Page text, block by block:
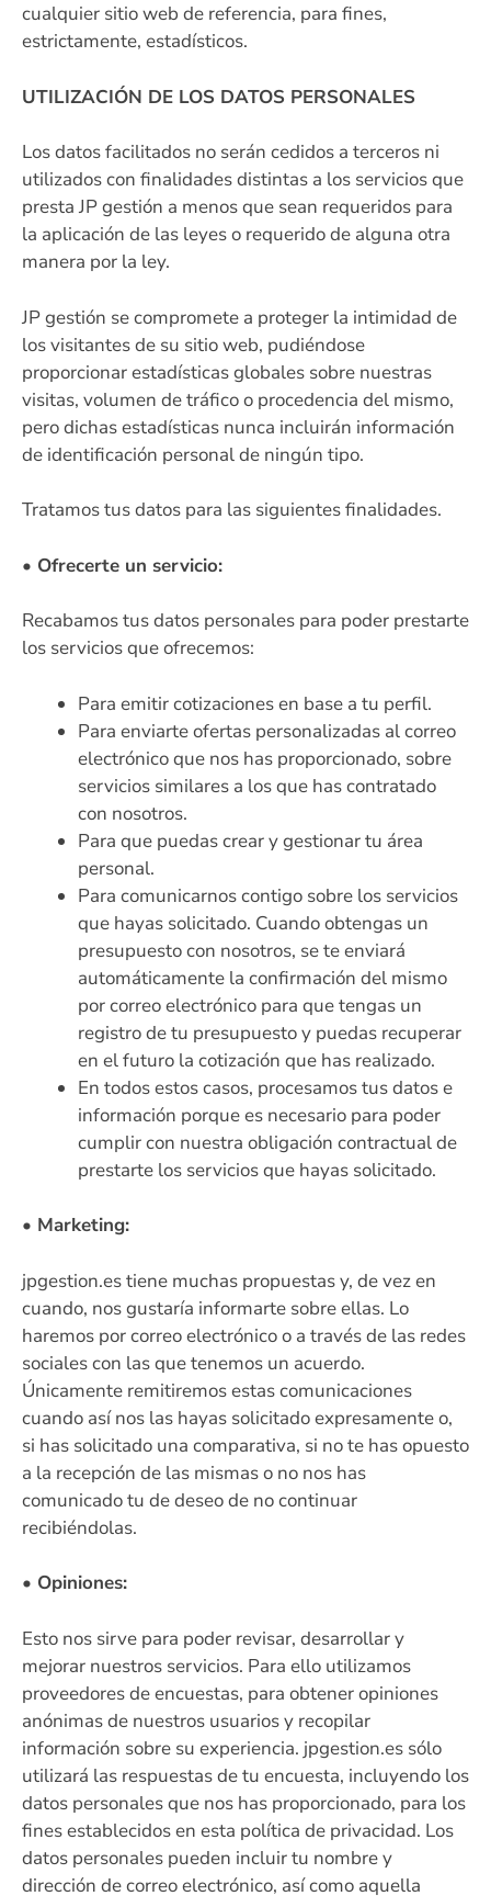
cualquier sitio web de referencia, para fines,
estrictamente, estadísticos.
UTILIZACIÓN DE LOS DATOS PERSONALES
Los datos facilitados no serán cedidos a terceros ni
utilizados con finalidades distintas a los servicios que
presta JP gestión a menos que sean requeridos para
la aplicación de las leyes o requerido de alguna otra
manera por la ley.
JP gestión se compromete a proteger la intimidad de
los visitantes de su sitio web, pudiéndose
proporcionar estadísticas globales sobre nuestras
visitas, volumen de tráfico o procedencia del mismo,
pero dichas estadísticas nunca incluirán información
de identificación personal de ningún tipo.
Tratamos tus datos para las siguientes finalidades.
• Ofrecerte un servicio:
Recabamos tus datos personales para poder prestarte
los servicios que ofrecemos:
Para emitir cotizaciones en base a tu perfil.
Para enviarte ofertas personalizadas al correo
electrónico que nos has proporcionado, sobre
servicios similares a los que has contratado
con nosotros.
Para que puedas crear y gestionar tu área
personal.
Para comunicarnos contigo sobre los servicios
que hayas solicitado. Cuando obtengas un
presupuesto con nosotros, se te enviará
automáticamente la confirmación del mismo
por correo electrónico para que tengas un
registro de tu presupuesto y puedas recuperar
en el futuro la cotización que has realizado.
En todos estos casos, procesamos tus datos e
información porque es necesario para poder
cumplir con nuestra obligación contractual de
prestarte los servicios que hayas solicitado.
• Marketing:
jpgestion.es tiene muchas propuestas y, de vez en
cuando, nos gustaría informarte sobre ellas. Lo
haremos por correo electrónico o a través de las redes
sociales con las que tenemos un acuerdo.
Únicamente remitiremos estas comunicaciones
cuando así nos las hayas solicitado expresamente o,
si has solicitado una comparativa, si no te has opuesto
a la recepción de las mismas o no nos has
comunicado tu de deseo de no continuar
recibiéndolas.
• Opiniones:
Esto nos sirve para poder revisar, desarrollar y
mejorar nuestros servicios. Para ello utilizamos
proveedores de encuestas, para obtener opiniones
anónimas de nuestros usuarios y recopilar
información sobre su experiencia. jpgestion.es sólo
utilizará las respuestas de tu encuesta, incluyendo los
datos personales que nos has proporcionado, para los
fines establecidos en esta política de privacidad. Los
datos personales pueden incluir tu nombre y
dirección de correo electrónico, así como aquella